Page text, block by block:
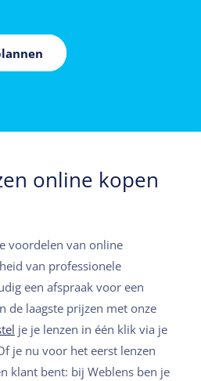
online kopen
voordelen van online
van professionele
een afspraak voor een
de laagste prijzen met onze
je je lenzen in één klik via je
je nu voor het eerst lenzen
klant bent: bij Weblens ben je